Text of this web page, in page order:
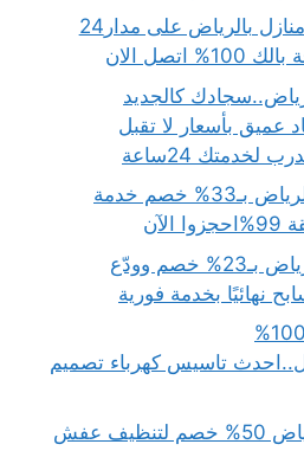
شركة صيانة كهرباء منازل بالرياض على مدار24
الان
كالجديد
عميق بأسعار لا تقبل
24ساعة
شركة تنظيف وتعقيم بالرياض بـ33% خصم خدمة
شركة ترميم مسابح بالرياض بـ23% خصم وودّع
نهائيًا بخدمة فورية
تاسيس كهرباء متكامل 100%
تاسيس كهرباء تصميم
شركة تنظيف اثاث بالرياض 50% خصم لتنظيف عفش